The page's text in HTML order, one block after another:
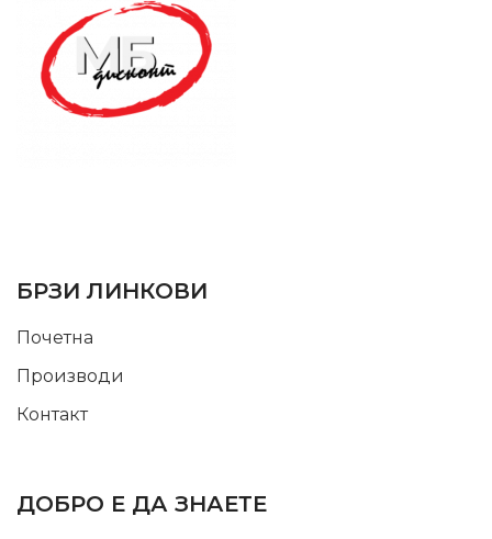
БРЗИ ЛИНКОВИ
Почетна
Производи
Контакт
ДОБРО Е ДА ЗНАЕТЕ